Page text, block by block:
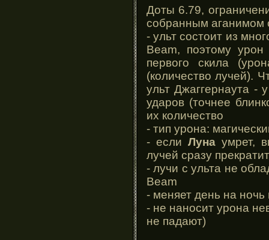
Доты 6.79,
собранным аганимом
- ульт состоит из
Beam, поэтому урон
первого скила
(количество лучей).
ульт Джаггернаута -
ударов (точнее
их количество
- тип урона:
- если Лунаумрет,
лучей сразу
- лучи с ульта не
Beam
- меняет день на ночь
- не наносит урона
не падают)